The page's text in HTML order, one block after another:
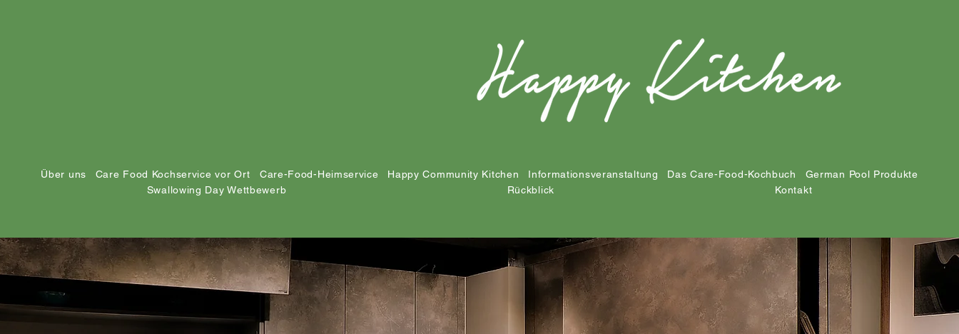
Über uns Care Food Kochservice vor Ort Care-Food-Heimservice Happy Community Kitchen Informationsveranstaltung Das Care-Food-Kochbuch
German Pool Produkte
Swallowing Day Wettbewerb
Rückblick Kontakt